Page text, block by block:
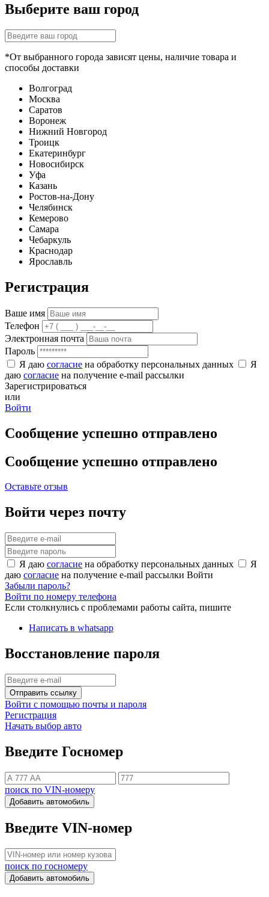
Выберите ваш город
*От выбранного города зависят цены, наличие товара и
способы доставки
Волгоград
Москва
Саратов
Воронеж
Нижний Новгород
Троицк
Екатеринбург
Новосибирск
Уфа
Казань
Ростов-на-Дону
Челябинск
Кемерово
Самара
Чебаркуль
Краснодар
Ярославль
Регистрация
Ваше имя
Телефон
Электронная почта
Пароль
Я даю согласие на обработку персональных данных
Я
даю согласие на получение e-mail рассылки
Зарегистрироваться
или
Войти
Сообщение успешно отправлено
Сообщение успешно отправлено
Оставьте отзыв
Войти через почту
Я даю согласие на обработку персональных данных
Я
даю согласие на получение e-mail рассылки Войти
Забыли пароль?
Войти по номеру телефона
Если столкнулись с проблемами работы сайта, пишите
Написать в whatsapp
Восстановление пароля
Отправить ссылку
Войти с помощью почты и пароля
Регистрация
Начать выбор авто
Введите Госномер
поиск по VIN-номеру
Добавить автомобиль
Введите VIN-номер
поиск по госномеру
Добавить автомобиль